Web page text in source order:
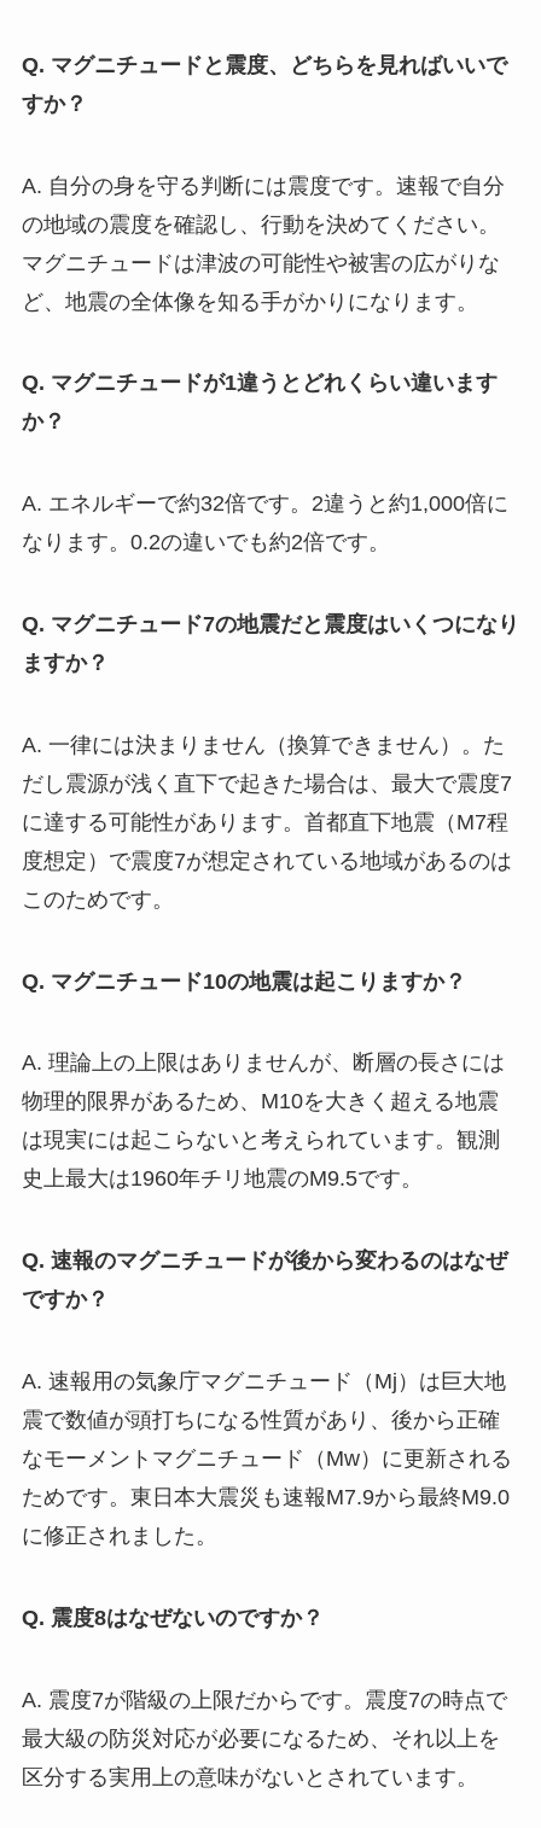
Q. マグニチュードと震度、どちらを見ればいいで
すか？
A. 自分の身を守る判断には震度です。速報で自分
の地域の震度を確認し、行動を決めてください。
マグニチュードは津波の可能性や被害の広がりな
ど、地震の全体像を知る手がかりになります。
Q. マグニチュードが1違うとどれくらい違います
か？
A. エネルギーで約32倍です。2違うと約1,000倍に
なります。0.2の違いでも約2倍です。
Q. マグニチュード7の地震だと震度はいくつになり
ますか？
A. 一律には決まりません（換算できません）。た
だし震源が浅く直下で起きた場合は、最大で震度7
に達する可能性があります。首都直下地震（M7程
度想定）で震度7が想定されている地域があるのは
このためです。
Q. マグニチュード10の地震は起こりますか？
A. 理論上の上限はありませんが、断層の長さには
物理的限界があるため、M10を大きく超える地震
は現実には起こらないと考えられています。観測
史上最大は1960年チリ地震のM9.5です。
Q. 速報のマグニチュードが後から変わるのはなぜ
ですか？
A. 速報用の気象庁マグニチュード（Mj）は巨大地
震で数値が頭打ちになる性質があり、後から正確
なモーメントマグニチュード（Mw）に更新される
ためです。東日本大震災も速報M7.9から最終M9.0
に修正されました。
Q. 震度8はなぜないのですか？
A. 震度7が階級の上限だからです。震度7の時点で
最大級の防災対応が必要になるため、それ以上を
区分する実用上の意味がないとされています。